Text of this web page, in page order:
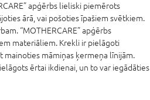
apģērbs lieliski piemērots
ārā, vai pošoties īpašiem svētkiem.
“MOTHERCARE” apģērbs
materiāliem. Krekli ir pielāgoti
mainoties māmiņas ķermeņa līnijām.
ērtai ikdienai, un to var iegādāties